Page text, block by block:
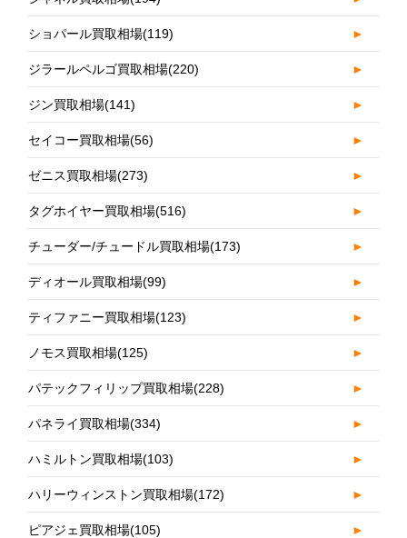
ショパール買取相場(119) ►
ジラールペルゴ買取相場(220) ►
ジン買取相場(141) ►
セイコー買取相場(56) ►
ゼニス買取相場(273) ►
タグホイヤー買取相場(516) ►
チューダー/チュードル買取相場(173) ►
ディオール買取相場(99) ►
ティファニー買取相場(123) ►
ノモス買取相場(125) ►
パテックフィリップ買取相場(228) ►
パネライ買取相場(334) ►
ハミルトン買取相場(103) ►
ハリーウィンストン買取相場(172) ►
ピアジェ買取相場(105) ►